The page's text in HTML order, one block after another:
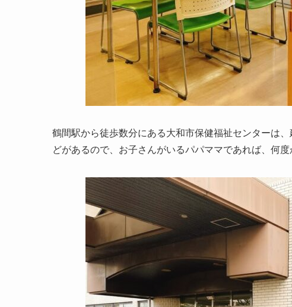
鶴間駅から徒歩数分にある大和市保健福祉センターは
どがあるので、お子さんがいるパパママであれば、何